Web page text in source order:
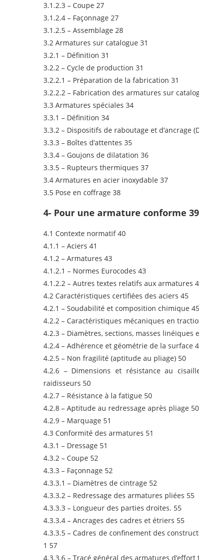
3.1.2.3 – Coupe 27
3.1.2.4 – Façonnage 27
3.1.2.5 – Assemblage 28
3.2 Armatures sur catalogue 31
3.2.1 – Définition 31
3.2.2 – Cycle de production 31
3.2.2.1 – Préparation de la fabrication 31
3.2.2.2 – Fabrication des armatures sur
3.3 Armatures spéciales 34
3.3.1 – Définition 34
3.3.2 – Dispositifs de raboutage et d’ancrage
3.3.3 – Boîtes d’attentes 35
3.3.4 – Goujons de dilatation 36
3.3.5 – Rupteurs thermiques 37
3.4 Armatures en acier inoxydable 37
3.5 Pose en coffrage 38
4- Pour une armature conforme 39
4.1 Contexte normatif 40
4.1.1 – Aciers 41
4.1.2 – Armatures 43
4.1.2.1 – Normes Eurocodes 43
4.1.2.2 – Autres textes relatifs aux armatures
4.2 Caractéristiques certifiées des aciers 45
4.2.1 – Soudabilité et composition chimique 45
4.2.2 – Caractéristiques mécaniques en
4.2.3 – Diamètres, sections, masses linéiques
4.2.4 – Adhérence et géométrie de la surface
4.2.5 – Non fragilité (aptitude au pliage) 50
4.2.6 – Dimensions et résistance au
raidisseurs 50
4.2.7 – Résistance à la fatigue 50
4.2.8 – Aptitude au redressage après pliage 50
4.2.9 – Marquage 51
4.3 Conformité des armatures 51
4.3.1 – Dressage 51
4.3.2 – Coupe 52
4.3.3 – Façonnage 52
4.3.3.1 – Diamètres de cintrage 52
4.3.3.2 – Redressage des armatures pliées 55
4.3.3.3 – Longueur des parties droites. 55
4.3.3.4 – Ancrages des cadres et étriers 55
4.3.3.5 – Cadres de confinement des
1 57
4.3.3.6 – Tracé général des armatures